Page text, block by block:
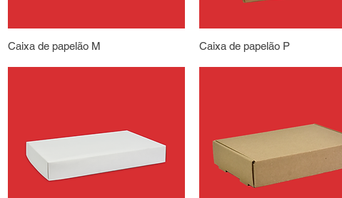
Caixa de papelão M Caixa de papelão P